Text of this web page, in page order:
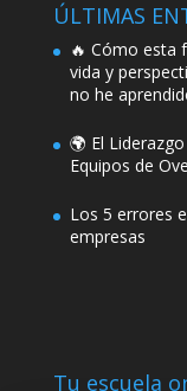
ÚLTIMAS
🔥 Cómo esta
vida y
no he
🌍 El
Equipos de
Los 5 errores
empresas
Tu escuela